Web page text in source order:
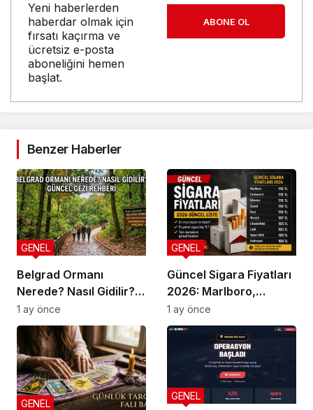
Yeni haberlerden
haberdar olmak için
fırsatı kaçırma ve
ücretsiz e-posta
aboneliğini hemen
başlat.
ABONE OL
Benzer Haberler
Belgrad Ormanı
Nerede? Nasıl Gidilir?
Güncel Gezi Rehberi
GENEL
1 ay önce
Güncel Sigara Fiyatları
2026: Marlboro,
Parliament, Winston,
Camel ve Tüm Sigara
Markalarının Zamlı
Fiyat Listesi
GENEL
1 ay önce
GENEL
GENEL